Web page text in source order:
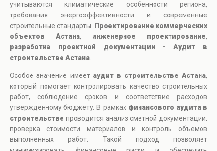
учитываются климатические особенности региона,
требования энергоэффективности и современные
строительные стандарты.
Проектирование коммерческих
объектов Астана, инженерное проектирование,
разработка проектной документации - Аудит в
строительстве Астана
Особое значение имеет аудит в строительстве Астана,
который помогает контролировать качество строительных
работ, соблюдение сроков и соответствие расходов
утвержденному бюджету. В рамках финансового аудита в
строительстве проводится анализ сметной документации,
проверка стоимости материалов и контроль объемов
выполненных работ. Такой подход позволяет